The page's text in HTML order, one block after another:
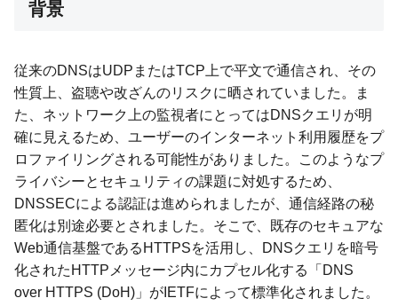
背景
従来のDNSはUDPまたはTCP上で平文で通信され、その
性質上、盗聴や改ざんのリスクに晒されていました。ま
た、ネットワーク上の監視者にとってはDNSクエリが明
確に見えるため、ユーザーのインターネット利用履歴をプ
ロファイリングされる可能性がありました。このようなプ
ライバシーとセキュリティの課題に対処するため、
DNSSECによる認証は進められましたが、通信経路の秘
匿化は別途必要とされました。そこで、既存のセキュアな
Web通信基盤であるHTTPSを活用し、DNSクエリを暗号
化されたHTTPメッセージ内にカプセル化する「DNS
over HTTPS (DoH)」がIETFによって標準化されました。